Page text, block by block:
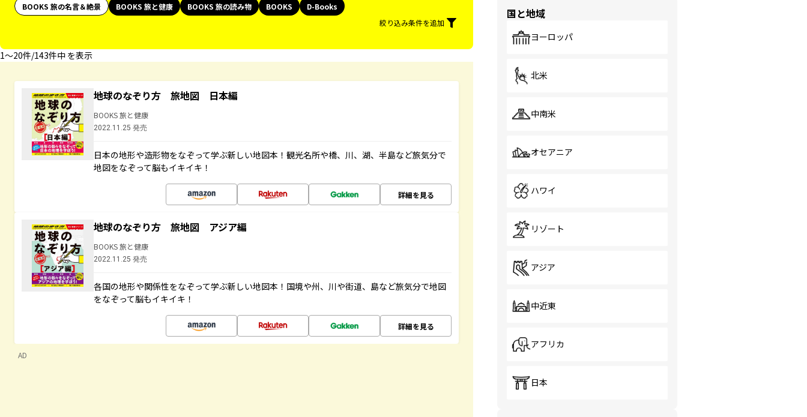
BOOKS 旅の名言＆絶景
BOOKS 旅と健康 BOOKS 旅の読み物 BOOKS
D-Books
絞り込み条件を追加
1〜20件/143件中 を表示
地球のなぞり方 旅地図 日本編
BOOKS 旅と健康
2022.11.25 発売
日本の地形や造形物をなぞって学ぶ新しい地図本！観光名所や橋、川、湖、半島など旅気分で
地図をなぞって脳もイキイキ！
詳細を見る
地球のなぞり方 旅地図 アジア編
BOOKS 旅と健康
2022.11.25 発売
各国の地形や関係性をなぞって学ぶ新しい地図本！国境や州、川や街道、島など旅気分で地図
をなぞって脳もイキイキ！
詳細を見る
AD
国と地域
ヨーロッパ
北米
中南米
オセアニア
ハワイ
リゾート
アジア
中近東
アフリカ
日本